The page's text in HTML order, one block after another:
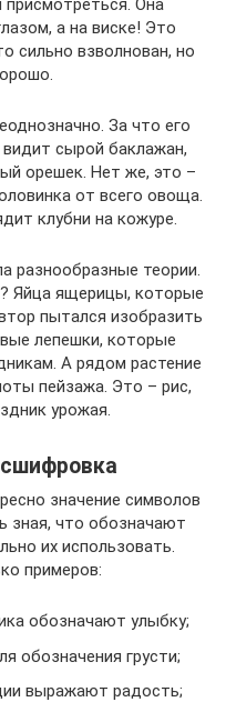
а на виске! Это
сильно взволнован, но
За что его
сырой баклажан,
орешек. Нет же, это –
от всего овоща.
клубни на кожуре.
разнообразные теории.
Яйца ящерицы, которые
пытался изобразить
лепешки, которые
А рядом растение
пейзажа. Это – рис,
урожая.
значение символов
зная, что обозначают
их использовать.
примеров:
обозначают улыбку;
обозначения грусти;
выражают радость;